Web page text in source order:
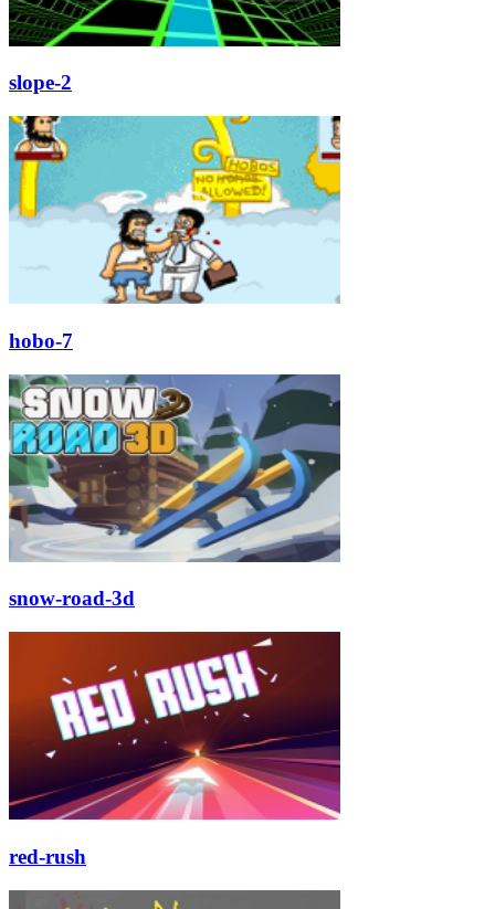
slope-2
hobo-7
snow-road-3d
red-rush